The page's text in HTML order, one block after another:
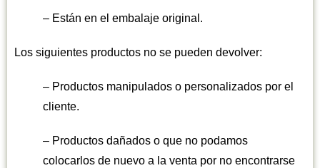
– Están en el embalaje original.
Los siguientes productos no se pueden devolver:
– Productos manipulados o personalizados por el
cliente.
– Productos dañados o que no podamos
colocarlos de nuevo a la venta por no encontrarse